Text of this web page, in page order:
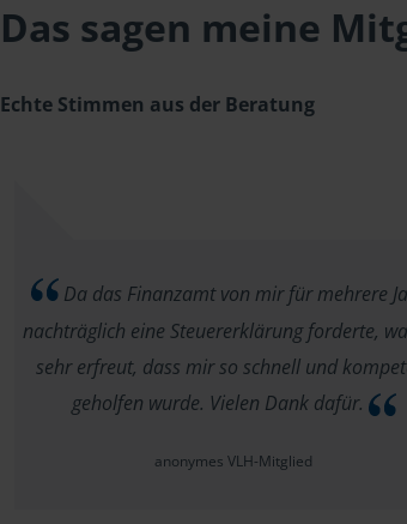
Das sagen meine
Echte Stimmen aus der Beratung
Da das Finanzamt von mir für mehrere
nachträglich eine Steuererklärung forderte,
sehr erfreut, dass mir so schnell und
geholfen wurde. Vielen Dank dafür.
anonymes VLH-Mitglied